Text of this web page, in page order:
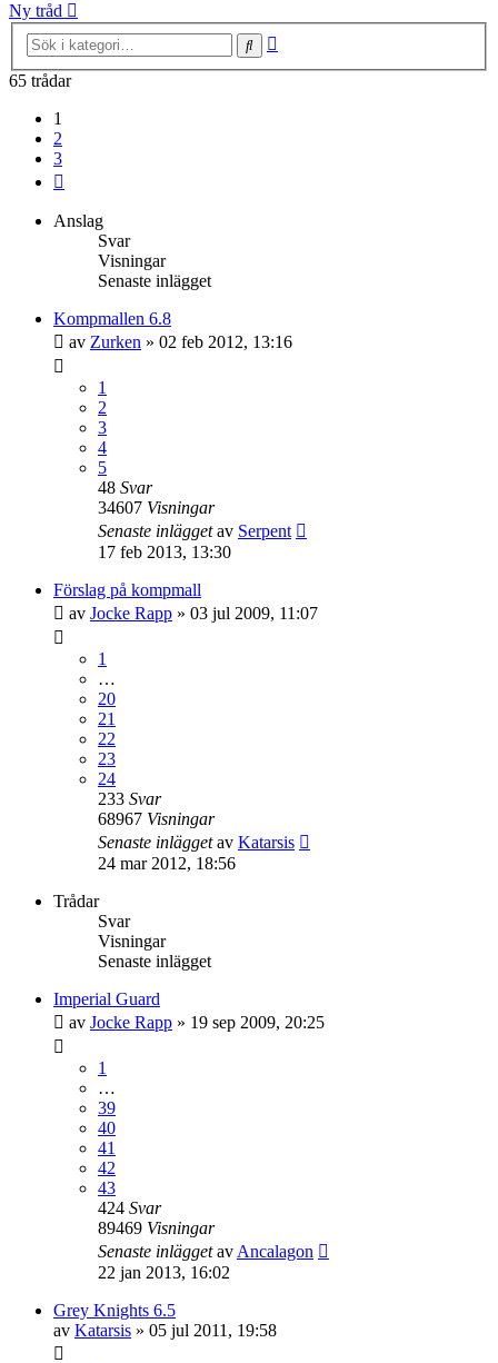
Ny tråd
Sök
65 trådar
1
2
3
Anslag
Svar
Visningar
Senaste inlägget
Kompmallen 6.8
av Zurken » 02 feb 2012, 13:16
1
2
3
4
5
48 Svar
34607 Visningar
Senaste inläggetav Serpent
17 feb 2013, 13:30
Förslag på kompmall
av Jocke Rapp » 03 jul 2009, 11:07
1
…
20
21
22
23
24
233 Svar
68967 Visningar
Senaste inläggetav Katarsis
24 mar 2012, 18:56
Trådar
Svar
Visningar
Senaste inlägget
Imperial Guard
av Jocke Rapp » 19 sep 2009, 20:25
1
…
39
40
41
42
43
424 Svar
89469 Visningar
Senaste inläggetav Ancalagon
22 jan 2013, 16:02
Grey Knights 6.5
av Katarsis » 05 jul 2011, 19:58